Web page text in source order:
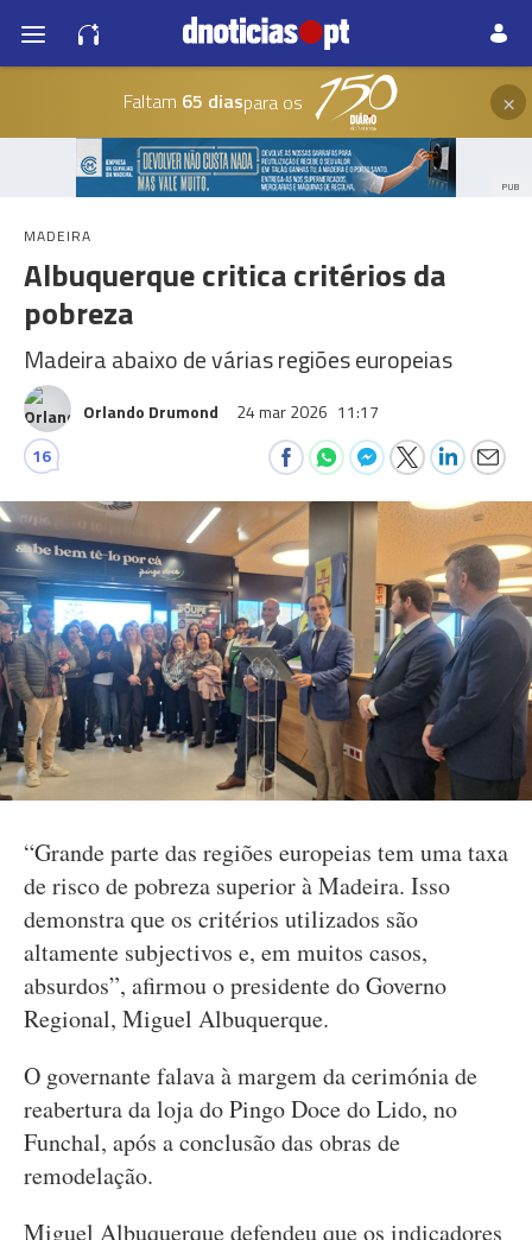
Faltam 65 diaspara os ×
PUB
MADEIRA
Albuquerque critica critérios da
pobreza
Madeira abaixo de várias regiões europeias
Orlando Drumond 24 mar 2026 11:17
16
“Grande parte das regiões europeias tem uma taxa
de risco de pobreza superior à Madeira. Isso
demonstra que os critérios utilizados são
altamente subjectivos e, em muitos casos,
absurdos”, afirmou o presidente do Governo
Regional, Miguel Albuquerque.
O governante falava à margem da cerimónia de
reabertura da loja do Pingo Doce do Lido, no
Funchal, após a conclusão das obras de
remodelação.
Miguel Albuquerque defendeu que os indicadores